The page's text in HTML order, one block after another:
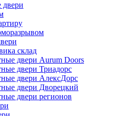
склад
двери Aurum Doors
двери Триадорс
двери АлексДорс
двери Дворецкий
двери регионов